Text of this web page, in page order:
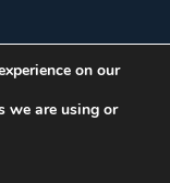
Andar Edifício:
- Brasília/DF
on our
we are using or